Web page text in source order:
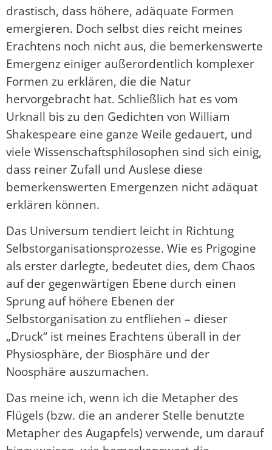
drastisch, dass höhere, adäquate Formen
emergieren. Doch selbst dies reicht meines
Erachtens noch nicht aus, die bemerkenswerte
Emergenz einiger außerordentlich komplexer
Formen zu erklären, die die Natur
hervorgebracht hat. Schließlich hat es vom
Urknall bis zu den Gedichten von William
Shakespeare eine ganze Weile gedauert, und
viele Wissenschaftsphilosophen sind sich einig,
dass reiner Zufall und Auslese diese
bemerkenswerten Emergenzen nicht adäquat
erklären können.
Das Universum tendiert leicht in Richtung
Selbstorganisationsprozesse. Wie es Prigogine
als erster darlegte, bedeutet dies, dem Chaos
auf der gegenwärtigen Ebene durch einen
Sprung auf höhere Ebenen der
Selbstorganisation zu entfliehen – dieser
„Druck“ ist meines Erachtens überall in der
Physiosphäre, der Biosphäre und der
Noosphäre auszumachen.
Das meine ich, wenn ich die Metapher des
Flügels (bzw. die an anderer Stelle benutzte
Metapher des Augapfels) verwende, um darauf